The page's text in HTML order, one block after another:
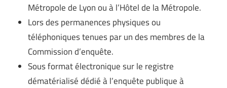
Métropole de Lyon ou à l’Hôtel de la Métropole.
Lors des permanences physiques ou
téléphoniques tenues par un des membres de la
Commission d’enquête.
Sous format électronique sur le registre
dématérialisé dédié à l’enquête publique à